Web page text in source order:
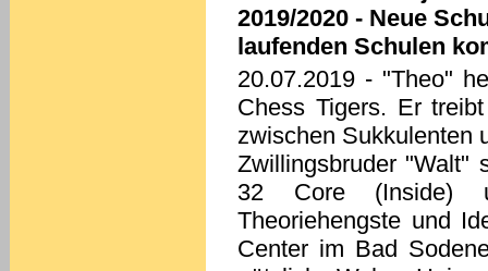
2019/2020 - Neue
laufenden Schulen
20.07.2019 - "Theo"
Chess Tigers. Er
zwischen Sukkulenten
Zwillingsbruder "Walt"
32 Core (Inside)
Theoriehengste und
Center im Bad